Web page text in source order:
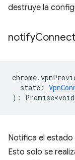
destruye la
notify
chrome.
state :
) :
Notifica el estado
Esto solo se